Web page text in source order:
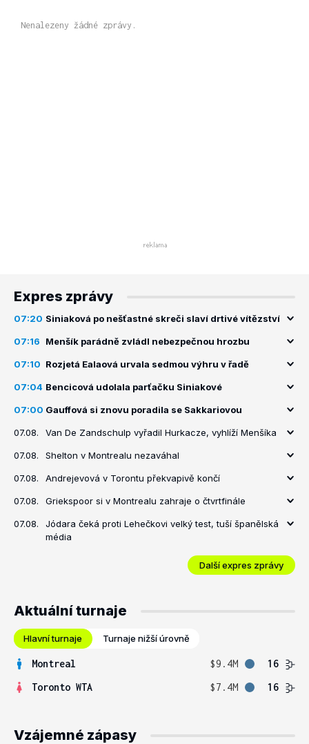
Nenalezeny žádné zprávy.
Expres zprávy
07:20 Siniaková po nešťastné skreči slaví drtivé vítězství
07:16 Menšík parádně zvládl nebezpečnou hrozbu
07:10 Rozjetá Ealaová urvala sedmou výhru v řadě
07:04 Bencicová udolala parťačku Siniakové
07:00 Gauffová si znovu poradila se Sakkariovou
07.08. Van De Zandschulp vyřadil Hurkacze, vyhlíží Menšíka
07.08. Shelton v Montrealu nezaváhal
07.08. Andrejevová v Torontu překvapivě končí
07.08. Griekspoor si v Montrealu zahraje o čtvrtfinále
07.08.
Jódara čeká proti Lehečkovi velký test, tuší španělská
média
Další expres zprávy
Aktuální turnaje
Hlavní turnaje Turnaje nižší úrovně
Montreal $9.4M
16
Toronto WTA
$7.4M 16
Vzájemné zápasy